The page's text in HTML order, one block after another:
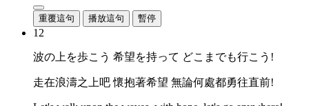
重覆這句 播放這句 暫停
12
波の上を歩こう 希望を持って どこまでも行こう!
走在浪濤之上吧 懷抱著希望 無論何處都勇往直前!